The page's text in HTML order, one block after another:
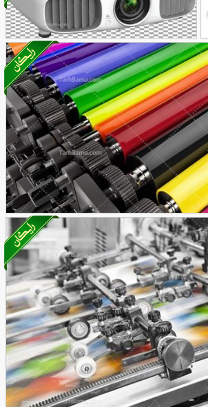
عکس با کیفیت پروژکتور فیلم
40
رنگی پرینتر کنار هم